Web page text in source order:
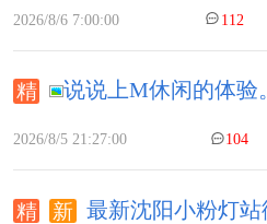
2026/8/6 7:00:00 112
说说上M休闲的体验
2026/8/5 21:27:00 104
最新沈阳小粉灯站